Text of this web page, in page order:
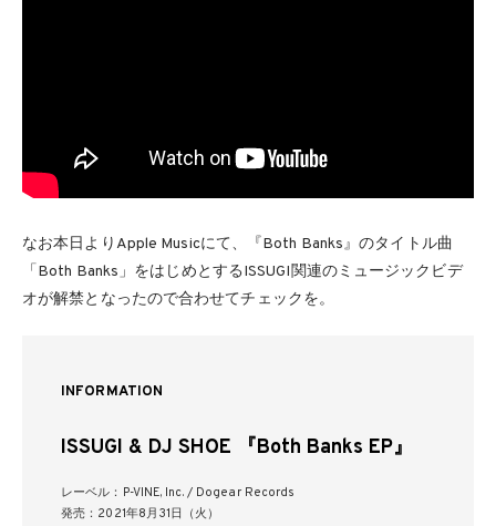
なお本日よりApple Musicにて、『Both Banks』のタイトル曲
「Both Banks」をはじめとするISSUGI関連のミュージックビデ
オが解禁となったので合わせてチェックを。
INFORMATION
ISSUGI & DJ SHOE 『Both Banks EP』
レーベル：P-VINE, Inc. / Dogear Records
発売：2021年8月31日（火）